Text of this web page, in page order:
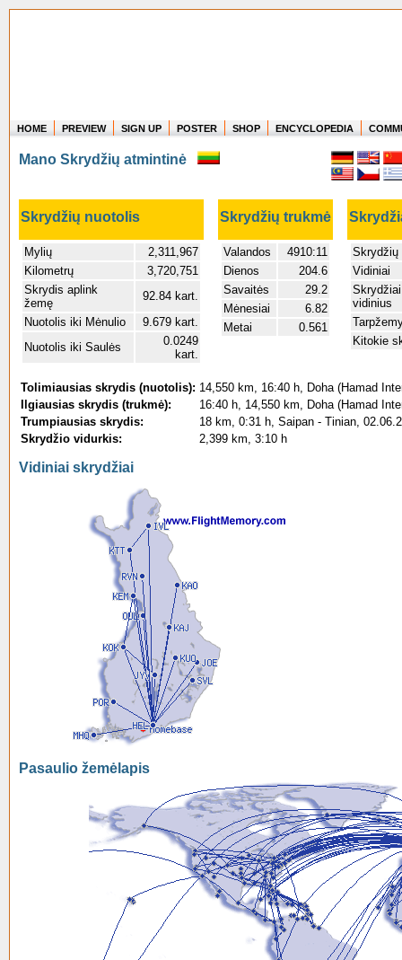
Where in the world have you flown?
How long have you been in the air?
Create your own FlightMemory and see!
HOME PREVIEW SIGN UP POSTER SHOP ENCYCLOPEDIA
Mano Skrydžių atmintinė
Skrydžių nuotolis Skrydžių trukmė
Mylių
2,311,967
Kilometrų
3,720,751
Skrydis aplink
žemę
92.84 kart.
Nuotolis iki Mėnulio
9.679 kart.
Nuotolis iki Saulės
0.0249
kart.
Valandos
4910:11
Dienos
204.6
Savaitės
29.2
Mėnesiai
6.82
Metai
0.561
Skrydžių
Vidiniai
vidinius
Kitokie
Tolimiausias skrydis (nuotolis): 14,550 km, 16:40 h, Doha (Hamad
Ilgiausias skrydis (trukmė):
16:40 h, 14,550 km, Doha (Hamad
Trumpiausias skrydis:
18 km, 0:31 h, Saipan - Tinian,
Skrydžio vidurkis:
2,399 km, 3:10 h
Vidiniai skrydžiai
Pasaulio žemėlapis